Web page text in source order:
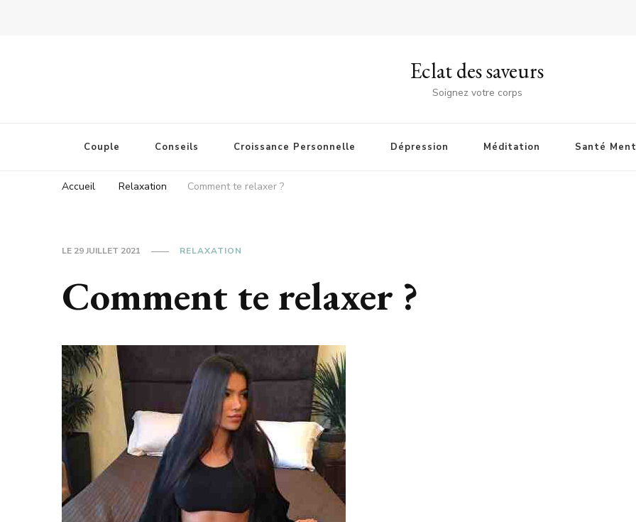
Eclat des saveurs
Soignez votre corps
Couple Conseils Croissance Personnelle Dépression Méditation Santé
Accueil Relaxation Comment te relaxer ?
LE 29 JUILLET 2021 RELAXATION
Comment te relaxer ?